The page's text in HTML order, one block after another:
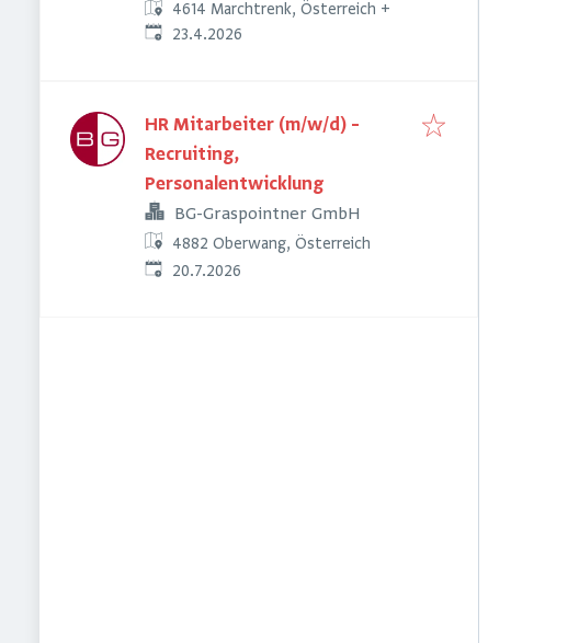
4614 Marchtrenk, Österreich +
Veröffentlicht
23.4.2026
HR Mitarbeiter (m/w/d) –
Recruiting,
Personalentwicklung
BG-Graspointner GmbH
4882 Oberwang, Österreich
Veröffentlicht
20.7.2026